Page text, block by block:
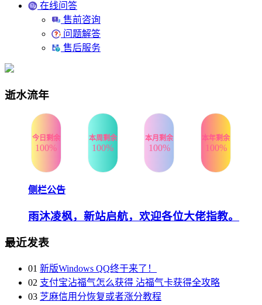
在线问答
售前咨询
问题解答
售后服务
逝水流年
今日剩余
100%
本周剩余
100%
本月剩余
100%
本年剩余
100%
侧栏公告
雨沐凌枫，新站启航，欢迎各位大佬指教。
最近发表
01 新版Windows QQ终于来了！
02 支付宝沾福气怎么获得 沾福气卡获得全攻略
03 芝麻信用分恢复或者涨分教程